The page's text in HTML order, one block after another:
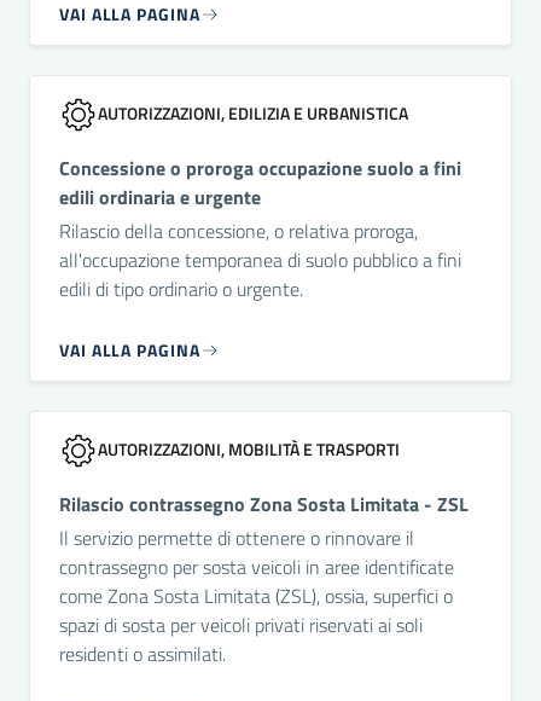
VAI ALLA PAGINA
AUTORIZZAZIONI, EDILIZIA E URBANISTICA
Concessione o proroga occupazione suolo a fini
edili ordinaria e urgente
Rilascio della concessione, o relativa proroga,
all'occupazione temporanea di suolo pubblico a fini
edili di tipo ordinario o urgente.
VAI ALLA PAGINA
AUTORIZZAZIONI, MOBILITÀ E TRASPORTI
Rilascio contrassegno Zona Sosta Limitata - ZSL
Il servizio permette di ottenere o rinnovare il
contrassegno per sosta veicoli in aree identificate
come Zona Sosta Limitata (ZSL), ossia, superfici o
spazi di sosta per veicoli privati riservati ai soli
residenti o assimilati.